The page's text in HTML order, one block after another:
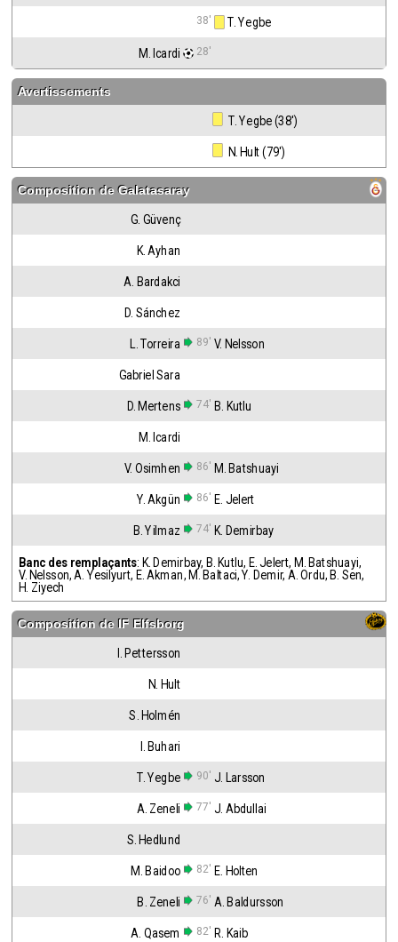
38' T. Yegbe
M. Icardi 28'
Avertissements
T. Yegbe (38')
N. Hult (79')
Composition deGalatasaray
G. Güvenç
K. Ayhan
A. Bardakci
D. Sánchez
L. Torreira 89' V. Nelsson
Gabriel Sara
D. Mertens 74' B. Kutlu
M. Icardi
V. Osimhen 86' M. Batshuayi
Y. Akgün 86' E. Jelert
B. Yilmaz 74' K. Demirbay
Banc des remplaçants: K. Demirbay, B. Kutlu, E. Jelert, M. Batshuayi,
V. Nelsson, A. Yesilyurt, E. Akman, M. Baltaci,Y. Demir, A. Ordu, B. Sen,
H. Ziyech
Composition de IF Elfsborg
I. Pettersson
N. Hult
S. Holmén
I. Buhari
T. Yegbe 90' J. Larsson
A. Zeneli 77' J. Abdullai
S. Hedlund
M. Baidoo 82' E. Holten
B. Zeneli 76' A. Baldursson
A. Qasem 82' R. Kaib